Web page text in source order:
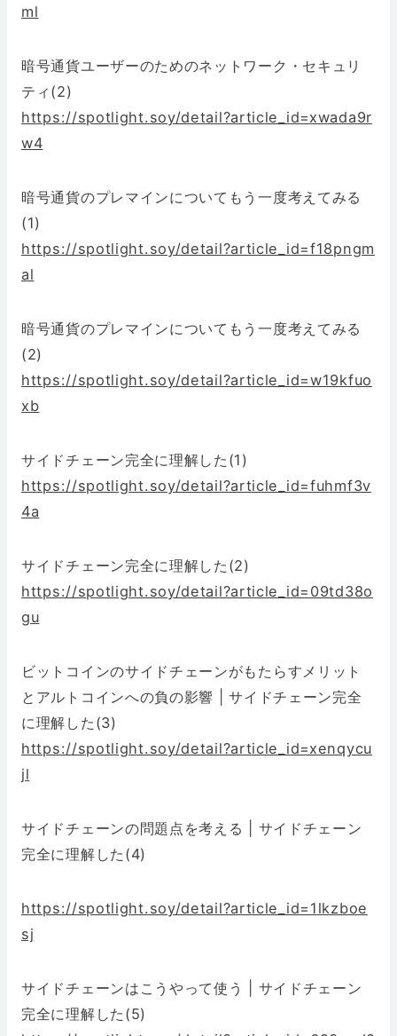
ml
暗号通貨ユーザーのためのネットワーク・セキュリ
ティ(2)
https://spotlight.soy/detail?article_id=xwada9r
w4
暗号通貨のプレマインについてもう一度考えてみる
(1)
https://spotlight.soy/detail?article_id=f18pngm
al
暗号通貨のプレマインについてもう一度考えてみる
(2)
https://spotlight.soy/detail?article_id=w19kfuo
xb
サイドチェーン完全に理解した(1)
https://spotlight.soy/detail?article_id=fuhmf3v
4a
サイドチェーン完全に理解した(2)
https://spotlight.soy/detail?article_id=09td38o
gu
ビットコインのサイドチェーンがもたらすメリット
とアルトコインへの負の影響 | サイドチェーン完全
に理解した(3)
https://spotlight.soy/detail?article_id=xenqycu
jl
サイドチェーンの問題点を考える | サイドチェーン
完全に理解した(4)
https://spotlight.soy/detail?article_id=1lkzboe
sj
サイドチェーンはこうやって使う | サイドチェーン
完全に理解した(5)